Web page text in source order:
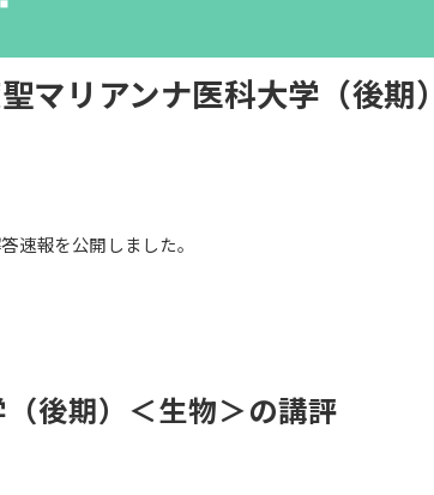
マリアンナ医科大学（後
速報を公開しました。
後期）＜生物＞の講評